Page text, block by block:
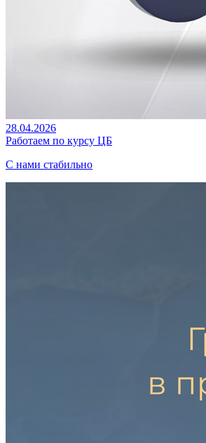
28.04.2026
Работаем по курсу ЦБ
С нами стабильно